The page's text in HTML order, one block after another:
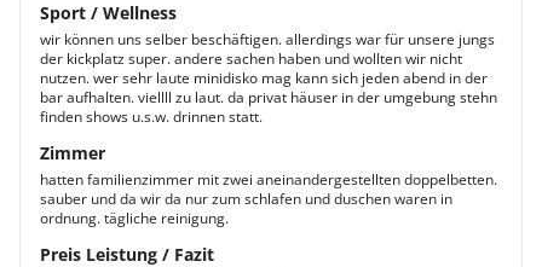
Sport / Wellness
wir können uns selber beschäftigen. allerdings war für unsere jungs
der kickplatz super. andere sachen haben und wollten wir nicht
nutzen. wer sehr laute minidisko mag kann sich jeden abend in der
bar aufhalten. viellll zu laut. da privat häuser in der umgebung stehn
finden shows u.s.w. drinnen statt.
Zimmer
hatten familienzimmer mit zwei aneinandergestellten doppelbetten.
sauber und da wir da nur zum schlafen und duschen waren in
ordnung. tägliche reinigung.
Preis Leistung / Fazit